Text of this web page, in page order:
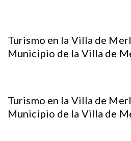
Turismo en la Villa de
Municipio de la Villa de
Turismo en la Villa de
Municipio de la Villa de